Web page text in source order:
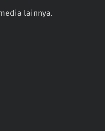
lainnya.